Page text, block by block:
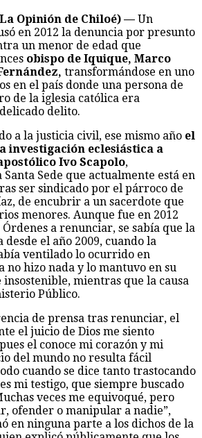
Opinión de Chiloé) — Un
en 2012 la denuncia por presunto
un menor de edad que
obispo de Iquique, Marco
transformándose en uno
en el país donde una persona de
de la iglesia católica era
delito.
a la justicia civil, ese mismo año el
investigación eclesiástica a
Ivo Scapolo,
Sede que actualmente está en
ser sindicado por el párroco de
de encubrir a un sacerdote que
menores. Aunque fue en 2012
a renunciar, se sabía que la
desde el año 2009, cuando la
ventilado lo ocurrido en
no hizo nada y lo mantuvo en su
insostenible, mientras que la causa
Público.
de prensa tras renunciar, el
el juicio de Dios me siento
el conoce mi corazón y mi
del mundo no resulta fácil
cuando se dice tanto trastocando
mi testigo, que siempre buscado
veces me equivoqué, pero
ofender o manipular a nadie”,
en ninguna parte a los dichos de la